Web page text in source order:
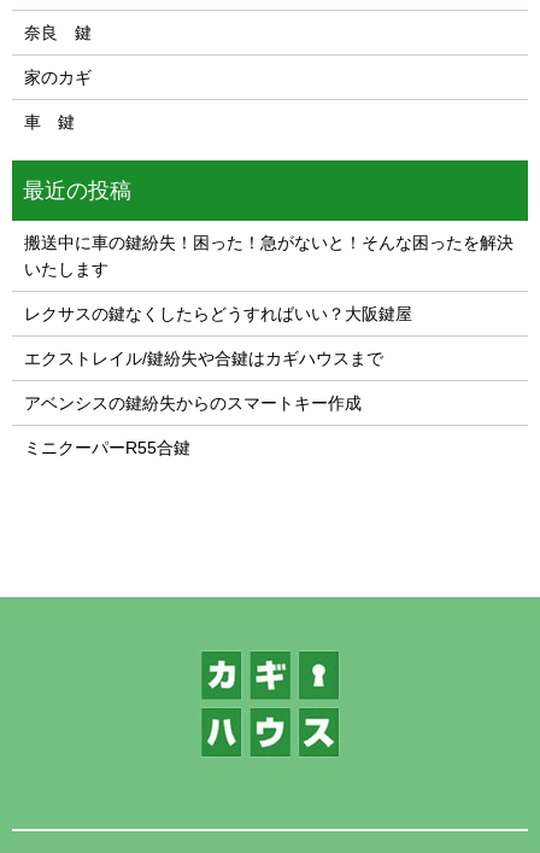
奈良 鍵
家のカギ
車 鍵
最近の投稿
搬送中に車の鍵紛失！困った！急がないと！そんな困ったを解決
いたします
レクサスの鍵なくしたらどうすればいい？大阪鍵屋
エクストレイル/鍵紛失や合鍵はカギハウスまで
アベンシスの鍵紛失からのスマートキー作成
ミニクーパーR55合鍵